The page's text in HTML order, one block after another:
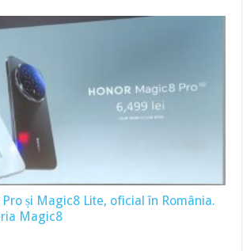
și Magic8 Lite, oficial în România.
Magic8